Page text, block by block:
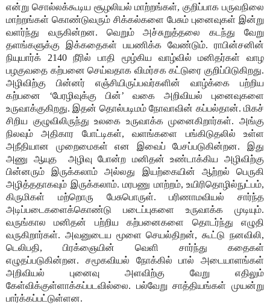
என்று சொல்லக்கூடிய சூழலியல் மாற்றங்கள், குறிப்பாக பருவநிலை
மாற்றங்கள் கொண்டுவரும் சிக்கல்களை பேசும் புனைவுகள் இன்று
வளர்ந்து வருகின்றன. வெறும் அச்சுறுத்தலை கடந்து வேறு
தளங்களுக்கு இக்கதைகள் பயணிக்க வேண்டும். ராபின்சனின்
நியுயார்க் 2140 நீரில் பாதி மூழ்கிய வாழ்வில் மனிதர்கள் வாழ
பழகுவதை கற்பனை செய்வதாக விமர்சக கட்டுரை குறிப்பிடுகிறது.
அழிவிற்கு பின்னர் எஞ்சியிருப்பவர்களின் வாழ்க்கை பற்றிய
கற்பனை ‘பேரழிவுக்கு பின்’ வகை அறிவியல் புனைவுகளை
உருவாக்குகிறது. இதன் தொல்படிமம் நோவாவின் கப்பல்தான். மிகச்
சிறிய குழுவிலிருந்து உலகை உருவாக்க முனைகிறார்கள். அங்கு
நிலவும் அதிகார போட்டிகள், வளங்களை பங்கிடுதலில் உள்ள
அநீதியான முறைமைகள் என இவைப் பேசப்படுகின்றன. இது
அணு ஆயுத
அழிவு போன்ற மனிதன் உண்டாக்கிய அழிவிற்கு
பின்னரும் இருக்கலாம் அல்லது இயற்கையின் ஆற்றல் பெருகி
அழித்ததாகவும் இருக்கலாம். மரபணு மாற்றம், உயிரிதொழில்நுட்பம்,
கிருமிகள் மற்றொரு பேசுபொருள். பரிணாமவியல் சார்ந்த
அடிப்படைகளைக்கொண்டு படைப்புகளை உருவாக்க முடியும்.
வருங்கால மனிதன் பற்றிய கற்பனைகளை தொடர்ந்து எழுதி
வருகிறார்கள். அவனுடைய மூளை செயல்திறன், கூட்டு நனவிலி,
டெலிபதி, பிரக்ஞையின் வெளி சார்ந்து கதைகள்
எழுதப்படுகின்றன. சமூகவியல் நோக்கில் பால் அடையாளங்கள்
அறிவியல் புனைவு அளவிற்கு வேறு எதிலும்
கேள்விக்குள்ளாக்கப்படவில்லை. பல்வேறு சாத்தியங்கள் முயன்று
பார்க்கப்பட்டுள்ளன.